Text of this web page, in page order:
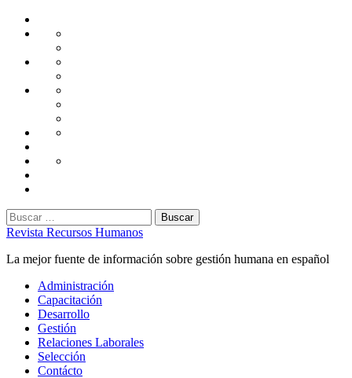
Saltar
Administración
Capacitación
Desarrollo
Gestión
Laborales
Selección
Buscar:
Revista Recursos Humanos
La mejor fuente de información sobre gestión humana en español
Menú
principal
Administración
Capacitación
Desarrollo
Gestión
Relaciones Laborales
Selección
Contácto